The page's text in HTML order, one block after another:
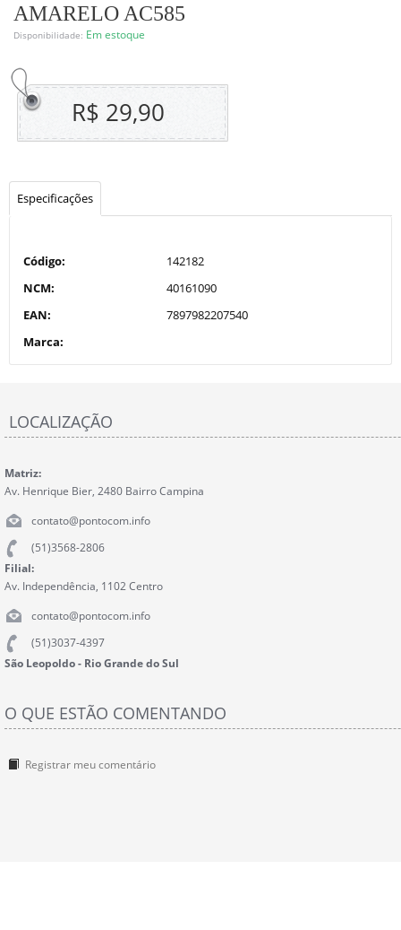
AMARELO AC585
Disponibilidade: Em estoque
R$ 29,90
Especificações
Código:
142182
NCM:
40161090
EAN:
7897982207540
Marca:
LOCALIZAÇÃO
Matriz:
Av. Henrique Bier, 2480 Bairro Campina
contato@pontocom.info
(51)3568-2806
Filial:
Av. Independência, 1102 Centro
contato@pontocom.info
(51)3037-4397
São Leopoldo - Rio Grande do Sul
O QUE ESTÃO COMENTANDO
Registrar meu comentário